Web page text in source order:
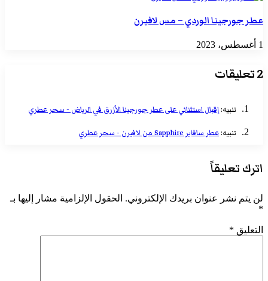
عطر جورجينا الوردي – مس لافيرن
1 أغسطس، 2023
‫2 تعليقات
تنبيه:إقبال استثنائي على عطر جورجينا الأزرق في الرياض - سحر عطري
تنبيه:عطر سافاير Sapphire من لافيرن - سحر عطري
اترك تعليقاً
لن يتم نشر عنوان بريدك الإلكتروني. الحقول الإلزامية مشار إليها بـ
*
التعليق *